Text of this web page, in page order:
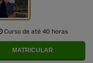
Curso de até 40 horas
MATRICULAR